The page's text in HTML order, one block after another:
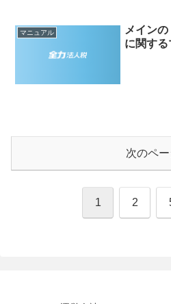
マニュアル
メイン
に関す
次のペ
1 2